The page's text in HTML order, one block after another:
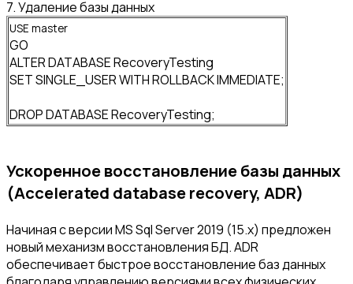
7. Удаление базы данных
USE master
GO
ALTER DATABASE RecoveryTesting
SET SINGLE_USER WITH ROLLBACK IMMEDIATE;
DROP DATABASE RecoveryTesting;
Ускоренное восстановление базы данных
(Accelerated database recovery, ADR)
Начиная с версии MS Sql Server 2019 (15.x) предложен
новый механизм восстановления БД. ADR
обеспечивает быстрое восстановление баз данных